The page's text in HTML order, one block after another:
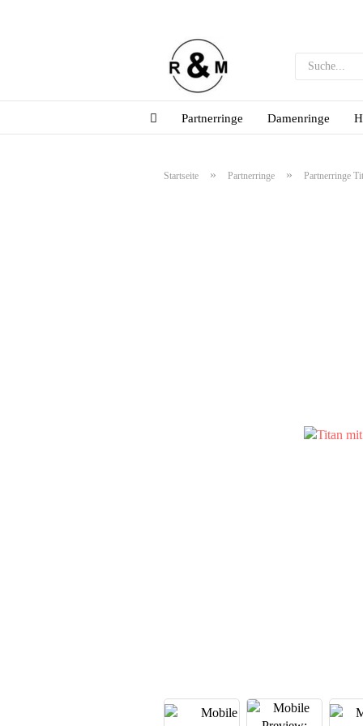
Partnerringe Damenringe
Startseite » Partnerringe » Partnerringe